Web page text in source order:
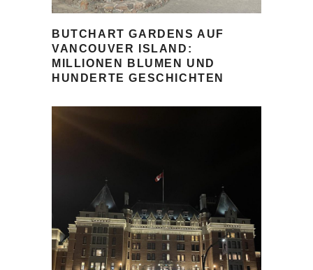
BUTCHART GARDENS AUF
VANCOUVER ISLAND:
MILLIONEN BLUMEN UND
HUNDERTE GESCHICHTEN